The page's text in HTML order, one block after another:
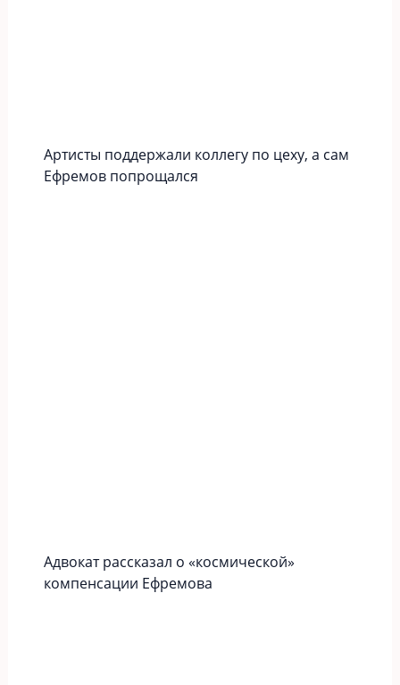
Артисты поддержали коллегу по цеху, а сам
Ефремов попрощался
Адвокат рассказал о «космической»
компенсации Ефремова